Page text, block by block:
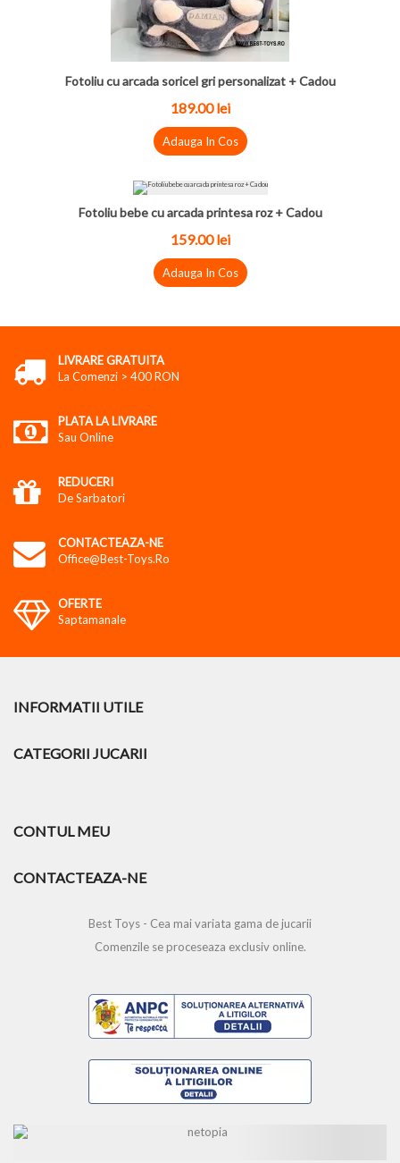
Fotoliu cu arcada soricel gri personalizat + Cadou
189.00lei
Adauga In Cos
Fotoliu bebe cu arcada printesa roz + Cadou
159.00lei
Adauga In Cos
LIVRARE GRATUITA
La Comenzi > 400 RON
PLATA LA LIVRARE
Sau Online
REDUCERI
De Sarbatori
CONTACTEAZA-NE
Office@best-Toys.ro
OFERTE
Saptamanale
INFORMATII UTILE
CATEGORII JUCARII
CONTUL MEU
CONTACTEAZA-NE
Best Toys - Cea mai variata gama de jucarii
Comenzile se proceseaza exclusiv online.